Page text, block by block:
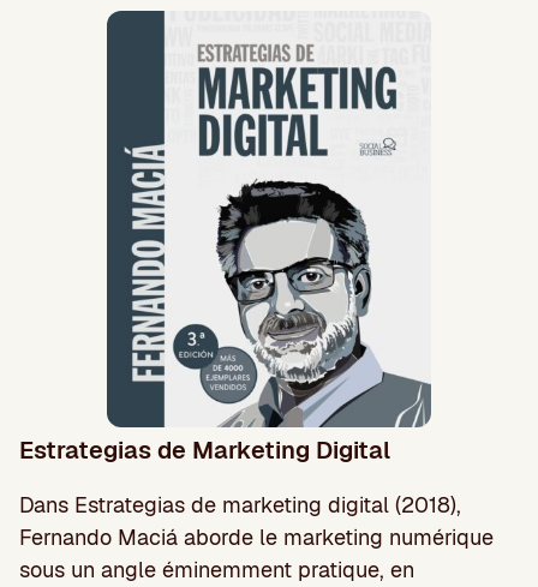
Estrategias de Marketing Digital
Dans Estrategias de marketing digital (2018),
Fernando Maciá aborde le marketing numérique
sous un angle éminemment pratique, en